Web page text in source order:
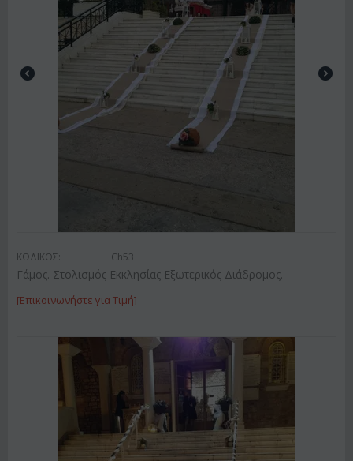
ΚΩΔΙΚΟΣ: Ch53
Γάμος. Στολισμός Εκκλησίας Εξωτερικός Διάδρομος.
[Επικοινωνήστε για Τιμή]